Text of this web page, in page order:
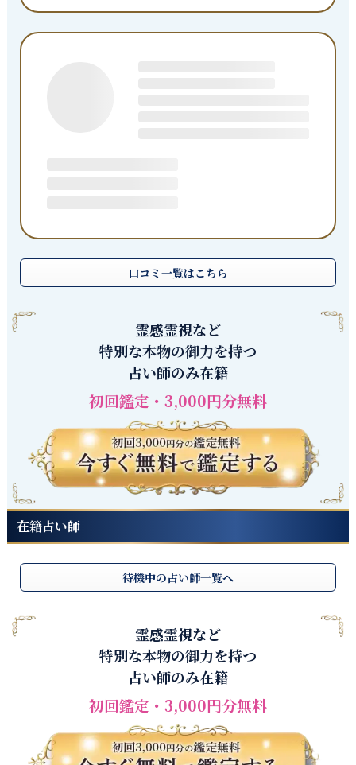
口コミ一覧はこちら
霊感霊視など
特別な本物の御力を持つ
占い師のみ在籍
初回鑑定・3,000円分無料
在籍占い師
待機中の占い師一覧へ
霊感霊視など
特別な本物の御力を持つ
占い師のみ在籍
初回鑑定・3,000円分無料